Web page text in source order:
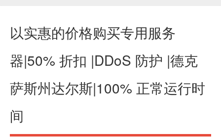
以实惠的价格购买专用服务
器|50% 折扣 |DDoS 防护 |德克
萨斯州达尔斯|100% 正常运行时
间